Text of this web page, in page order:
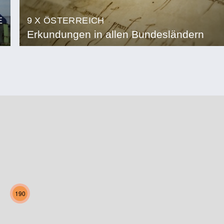
9 X ÖSTERREICH
Erkundungen in allen Bundesländern
190